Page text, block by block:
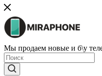
Мы продаем новые и б\у